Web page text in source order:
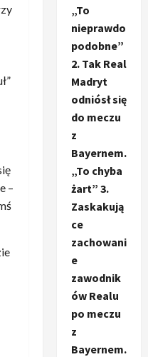
–
„To
nieprawdo
podobne”
2. Tak Real
Madryt
odniósł się
do meczu
z
Bayernem.
„To chyba
żart” 3.
Zaskakują
ce
zachowani
e
zawodnik
ów Realu
po meczu
z
Bayernem.